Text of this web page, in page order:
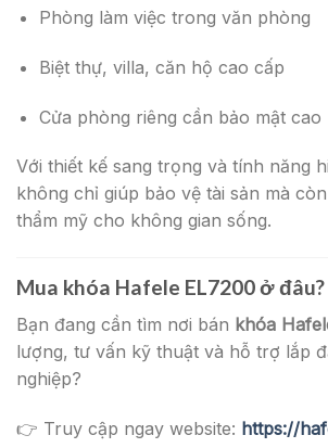
Phòng làm việc trong văn phòng
Biệt thự, villa, căn hộ cao cấp
Cửa phòng riêng cần bảo mật cao
Với thiết kế sang trọng và tính năng
không chỉ giúp bảo vệ tài sản mà
thẩm mỹ cho không gian sống.
Mua khóa Hafele EL7200 ở đâu?
Bạn đang cần tìm nơi bán khóa
lượng, tư vấn kỹ thuật và hỗ trợ lắp
nghiệp?
👉 Truy cập ngay website: https://